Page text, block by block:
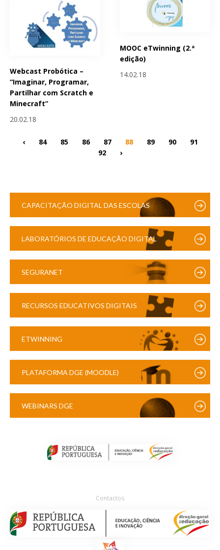
Webcast Probótica –
“Imaginar, Programar,
Partilhar com Scratch e
Minecraft”
20.02.18
MOOC eTwinning (2.ª
edição)
14.02.18
‹ 84 85 86 87 88 89 90
91
92
›
CAPACITAÇÃO DIGITAL DAS ESCOLAS
LABORATÓRIOS DE EDUCAÇÃO DIGITAL
SEGURANET
RECURSOS EDUCATIVOS DIGITAIS
ETWINNING
PLATAFORMA DGE (MOODLE)
WEBINARS DGE
Contactos